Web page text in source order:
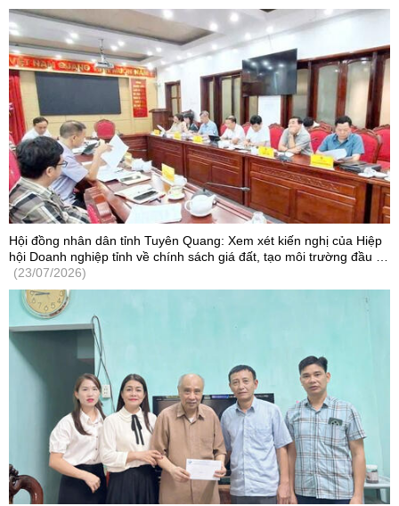
Hội đồng nhân dân tỉnh Tuyên Quang: Xem xét kiến nghị của Hiệp
hội Doanh nghiệp tỉnh về chính sách giá đất, tạo môi trường đầu tư
cạnh tranh
(23/07/2026)